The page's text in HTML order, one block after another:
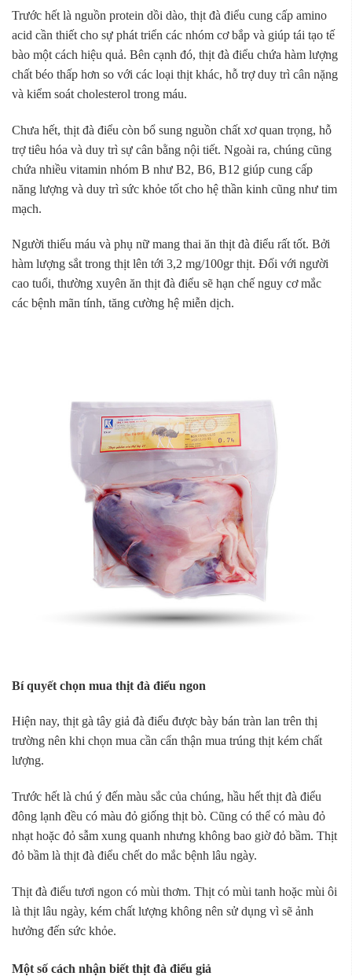
Trước hết là nguồn protein dồi dào, thịt đà điểu cung cấp amino
acid cần thiết cho sự phát triển các nhóm cơ bắp và giúp tái tạo tế
bào một cách hiệu quả. Bên cạnh đó, thịt đà điểu chứa hàm lượng
chất béo thấp hơn so với các loại thịt khác, hỗ trợ duy trì cân nặng
và kiểm soát cholesterol trong máu.
Chưa hết, thịt đà điểu còn bổ sung nguồn chất xơ quan trọng, hỗ
trợ tiêu hóa và duy trì sự cân bằng nội tiết. Ngoài ra, chúng cũng
chứa nhiều vitamin nhóm B như B2, B6, B12 giúp cung cấp
năng lượng và duy trì sức khỏe tốt cho hệ thần kinh cũng như tim
mạch.
Người thiếu máu và phụ nữ mang thai ăn thịt đà điểu rất tốt. Bởi
hàm lượng sắt trong thịt lên tới 3,2 mg/100gr thịt. Đối với người
cao tuổi, thường xuyên ăn thịt đà điểu sẽ hạn chế nguy cơ mắc
các bệnh mãn tính, tăng cường hệ miễn dịch.
Bí quyết chọn mua thịt đà điểu ngon
Hiện nay, thịt gà tây giả đà điểu được bày bán tràn lan trên thị
trường nên khi chọn mua cần cẩn thận mua trúng thịt kém chất
lượng.
Trước hết là chú ý đến màu sắc của chúng, hầu hết thịt đà điểu
đông lạnh đều có màu đỏ giống thịt bò. Cũng có thể có màu đỏ
nhạt hoặc đỏ sẫm xung quanh nhưng không bao giờ đỏ bầm. Thịt
đỏ bầm là thịt đà điểu chết do mắc bệnh lâu ngày.
Thịt đà điểu tươi ngon có mùi thơm. Thịt có mùi tanh hoặc mùi ôi
là thịt lâu ngày, kém chất lượng không nên sử dụng vì sẽ ảnh
hưởng đến sức khỏe.
Một số cách nhận biết thịt đà điểu giả